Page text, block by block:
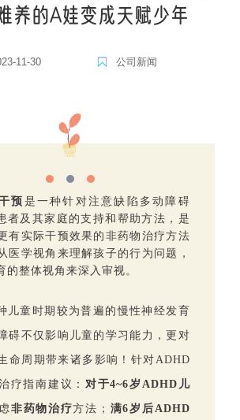
养的A娃变成天赋少年
11-30 公司新闻
预 是一种针对注意缺陷多动障碍
者及其家庭的支持和帮助方法，是
有实际干预效果的非药物治疗方法
医学视角来理解孩子的行为问题，
的整体视角来深入审视。
儿童时期较为普遍的慢性神经发育
碍不仅影响儿童的学习能力，更对
命周期带来诸多影响！ 针对ADHD
疗指南建议： 对于4~6岁ADHD儿
非药物治疗方法； 满6岁后ADHD